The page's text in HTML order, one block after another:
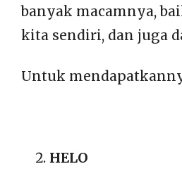
banyak macamnya,
kita sendiri, dan juga
Untuk
HELO